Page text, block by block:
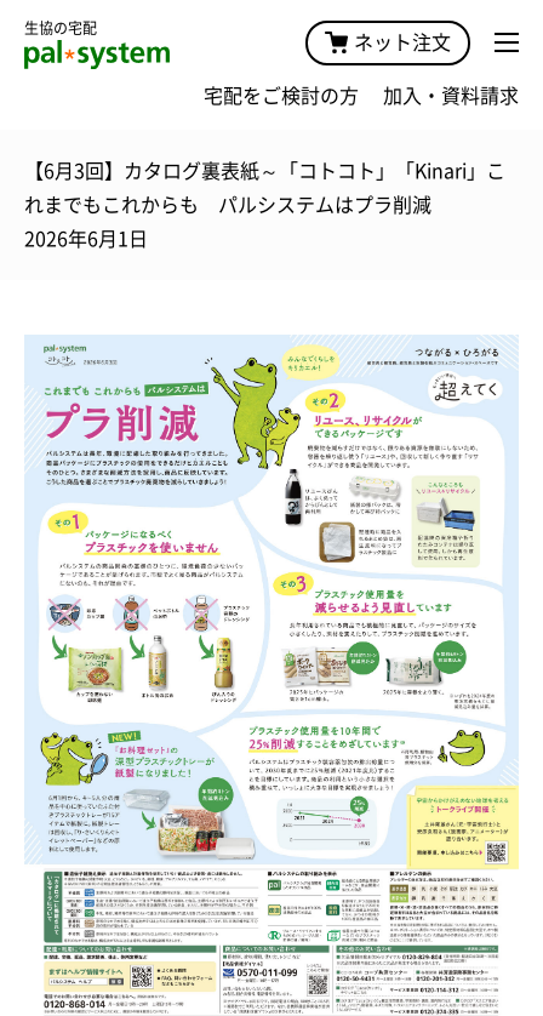
生協の宅配
ネット注文
宅配をご検討の方 加入・資料請求
【6月3回】カタログ裏表紙～「コトコト」「Kinari」こ
れまでもこれからも パルシステムはプラ削減
2026年6月1日